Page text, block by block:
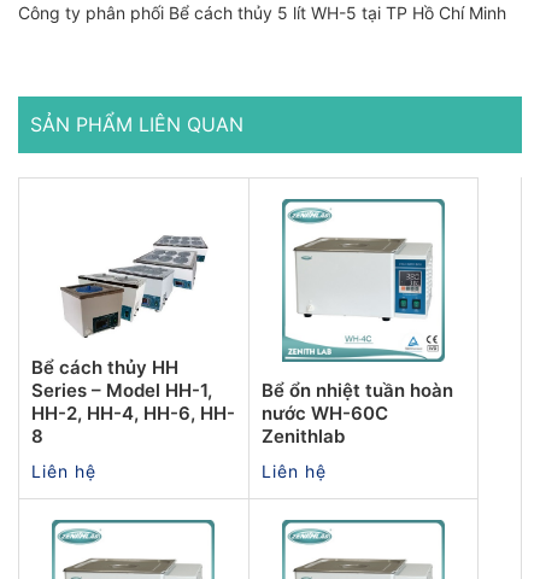
Công ty phân phối Bể cách thủy 5 lít WH-5 tại TP Hồ Chí Minh
SẢN PHẨM LIÊN QUAN
Bể cách thủy HH
Series – Model HH-1,
HH-2, HH-4, HH-6, HH-
8
Liên hệ
Bể ổn nhiệt tuần hoàn
nước WH-60C
Zenithlab
Liên hệ